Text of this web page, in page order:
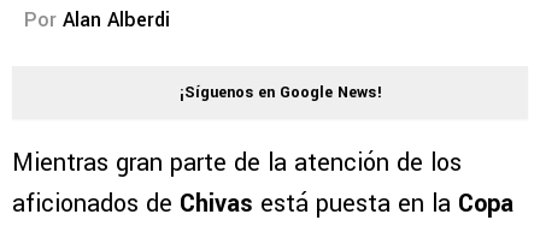
Por Alan Alberdi
¡Síguenos en Google News!
Mientras gran parte de la atención de los
aficionados de Chivas está puesta en la Copa